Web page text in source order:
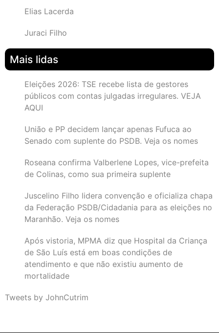
Elias Lacerda
Juraci Filho
Mais lidas
Eleições 2026: TSE recebe lista de gestores
públicos com contas julgadas irregulares. VEJA
AQUI
União e PP decidem lançar apenas Fufuca ao
Senado com suplente do PSDB. Veja os nomes
Roseana confirma Valberlene Lopes, vice-prefeita
de Colinas, como sua primeira suplente
Juscelino Filho lidera convenção e oficializa chapa
da Federação PSDB/Cidadania para as eleições no
Maranhão. Veja os nomes
Após vistoria, MPMA diz que Hospital da Criança
de São Luís está em boas condições de
atendimento e que não existiu aumento de
mortalidade
Tweets by JohnCutrim